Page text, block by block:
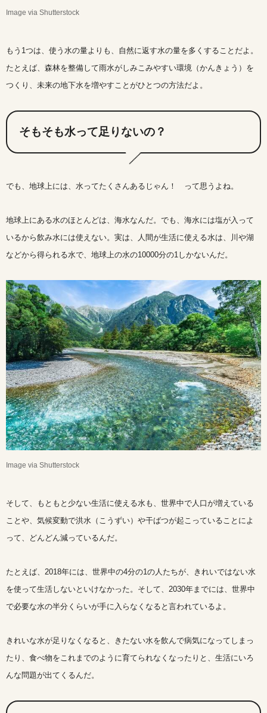
Image via Shutterstock
もう1つは、使う水の量よりも、自然に返す水の量を多くすることだよ。
たとえば、森林を整備して雨水がしみこみやすい環境（かんきょう）を
つくり、未来の地下水を増やすことがひとつの方法だよ。
そもそも水って足りないの？
でも、地球上には、水ってたくさんあるじゃん！ って思うよね。
地球上にある水のほとんどは、海水なんだ。でも、海水には塩が入って
いるから飲み水には使えない。実は、人間が生活に使える水は、川や湖
などから得られる水で、地球上の水の10000分の1しかないんだ。
Image via Shutterstock
そして、もともと少ない生活に使える水も、世界中で人口が増えている
ことや、気候変動で洪水（こうずい）や干ばつが起こっていることによ
って、どんどん減っているんだ。
たとえば、2018年には、世界中の4分の1の人たちが、きれいではない水
を使って生活しないといけなかった。そして、2030年までには、世界中
で必要な水の半分くらいが手に入らなくなると言われているよ。
きれいな水が足りなくなると、きたない水を飲んで病気になってしまっ
たり、食べ物をこれまでのように育てられなくなったりと、生活にいろ
んな問題が出てくるんだ。